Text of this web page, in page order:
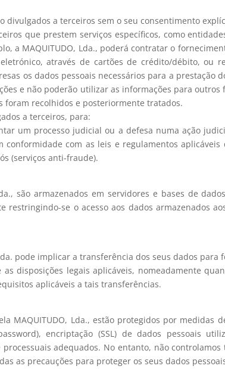
divulgados a terceiros sem o seu consentimento
que prestem serviços específicos, como
a MAQUITUDO, Lda., poderá contratar o
através de cartões de crédito/débito, ou
os dados pessoais necessários para a prestação
e não poderão utilizar as informações para
foram recolhidos e posteriormente tratados.
a terceiros, para:
um processo judicial ou a defesa numa ação
com as leis e regulamentos
(serviços anti-fraude).
são armazenados em servidores e bases de
se o acesso aos dados armazenados
pode implicar a transferência dos seus dados para
as disposições legais aplicáveis, nomeadamente
aplicáveis a tais transferências.
MAQUITUDO, Lda., estão protegidos por medidas
encriptação (SSL) de dados pessoais
adequados. No entanto, não
as precauções para proteger os seus dados